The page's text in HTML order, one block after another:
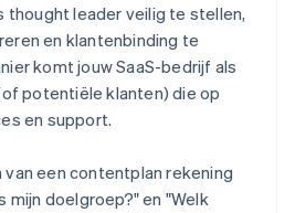
thought leader veilig te stellen,
en klantenbinding te
komt jouw SaaS-bedrijf als
potentiële klanten) die op
en support.
een contentplan rekening
mijn doelgroep?" en "Welk